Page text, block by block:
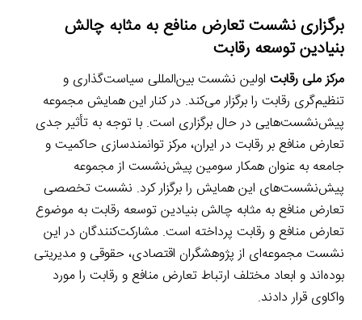
برگزاری نشست تعارض منافع به مثابه چالش
بنیادین توسعه رقابت
مرکز ملی رقابت اولین نشست بین‌المللی سیاست‌گذاری و
تنظیم‌گری رقابت را برگزار می‌کند. در کنار این همایش مجموعه
پیش‌نشست‌هایی در حال برگزاری است. با توجه به تأثیر جدی
تعارض منافع بر رقابت در ایران، مرکز توانمندسازی حاکمیت و
جامعه به عنوان همکار سومین پیش‌نشست از مجموعه
پیش‌نشست‌های این همایش را برگزار کرد. نشست تخصصی
تعارض منافع به مثابه چالش بنیادین توسعه رقابت به موضوع
تعارض منافع و رقابت پرداخته است. مشارکت‌کنندگان در این
نشست مجموعه‌ای از پژوهشگران اقتصادی، حقوقی و مدیریتی
بوده‌اند و ابعاد مختلف ارتباط تعارض منافع و رقابت را مورد
واکاوی قرار دادند.